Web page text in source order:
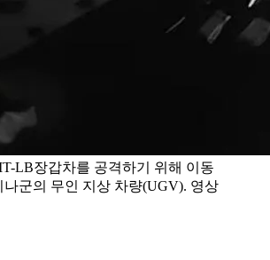
LB장갑차를 공격하기 위해 이동
나군의 무인 지상 차량(UGV). 영상